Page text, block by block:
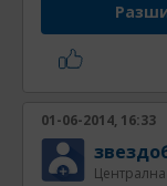
01-06-2014, 16:33